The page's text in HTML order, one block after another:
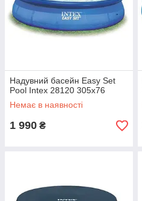
Надувний басейн Easy Set
Pool Intex 28120 305х76
Немає в наявності
1 990 ₴